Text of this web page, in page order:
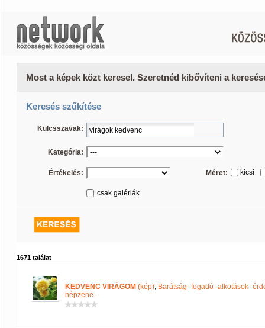
Most a képek közt keresel. Szeretnéd kibővíteni a
Keresés szűkítése
Kulcsszavak:
Kategória:
Értékelés: Méret: kicsi
csak galériák
1671 találat
KEDVENC VIRÁGOM (kép), Barátság -fogadó -alkotások -
népzene .